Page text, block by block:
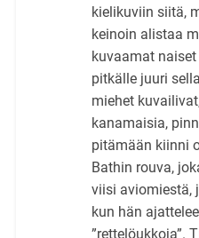
kielikuviin siitä,
keinoin alistaa
kuvaamat
pitkälle juuri
miehet
kanamaisia,
pitämään kiinni
Bathin rouva,
viisi aviomiestä,
kun hän
”rettelöukkoja”.